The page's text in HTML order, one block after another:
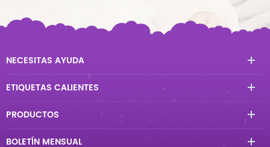
NECESITAS AYUDA
ETIQUETAS CALIENTES
PRODUCTOS
BOLETÍN MENSUAL